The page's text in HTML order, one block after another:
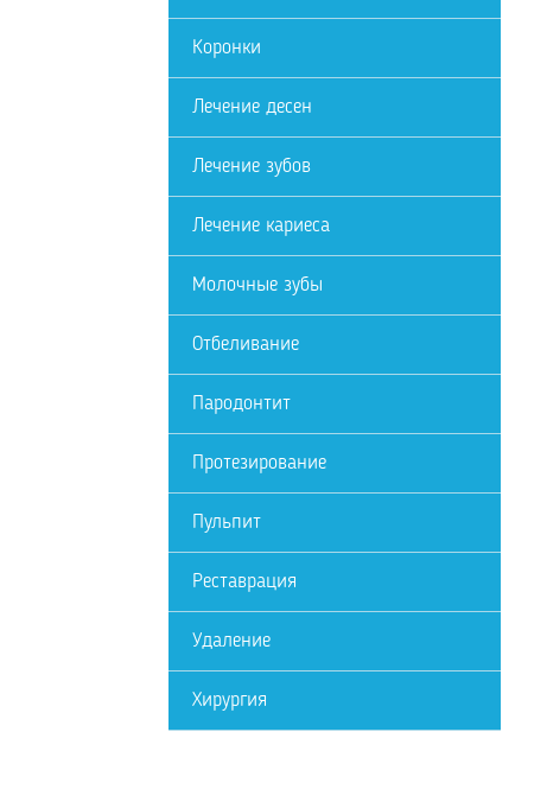
Коронки
Лечение десен
Лечение зубов
Лечение кариеса
Молочные зубы
Отбеливание
Пародонтит
Протезирование
Пульпит
Реставрация
Удаление
Хирургия